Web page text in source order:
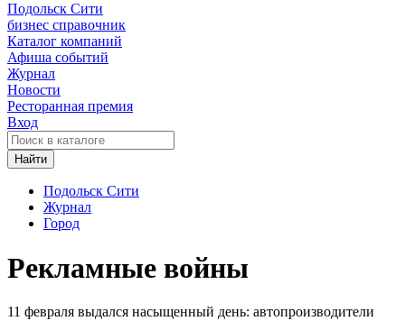
Подольск Сити
бизнес справочник
Каталог компаний
Афиша событий
Журнал
Новости
Ресторанная премия
Вход
Найти
Подольск Сити
Журнал
Город
Рекламные войны
11 февраля выдался насыщенный день: автопроизводители